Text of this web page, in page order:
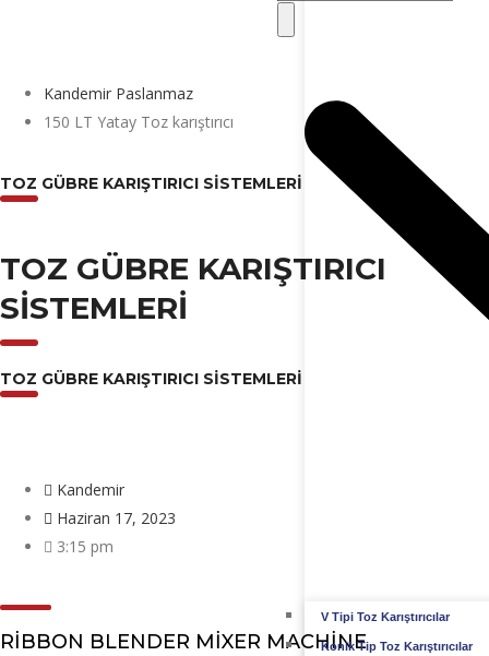
V Tipi Toz Karıştırıcılar
Konik Tip Toz Karıştırıcılar
Kandemir Paslanmaz
150 LT Yatay Toz karıştırıcı
TOZ GÜBRE KARIŞTIRICI SISTEMLERI
TOZ GÜBRE KARIŞTIRICI
SISTEMLERI
TOZ GÜBRE KARIŞTIRICI SISTEMLERI
Kandemir
Haziran 17, 2023
3:15 pm
RİBBON BLENDER MİXER MACHİNE